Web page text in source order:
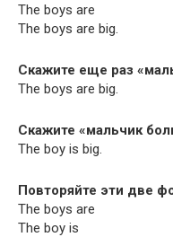
The boys are
The boys are big.
Скажите еще раз
The boys are big.
Скажите «мальчик
The boy is big.
Повторяйте эти две
The boys are
The boy is